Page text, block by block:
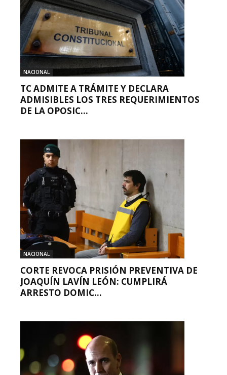
NACIONAL
TC ADMITE A TRÁMITE Y DECLARA
ADMISIBLES LOS TRES REQUERIMIENTOS
DE LA OPOSIC...
NACIONAL
CORTE REVOCA PRISIÓN PREVENTIVA DE
JOAQUÍN LAVÍN LEÓN: CUMPLIRÁ
ARRESTO DOMIC...